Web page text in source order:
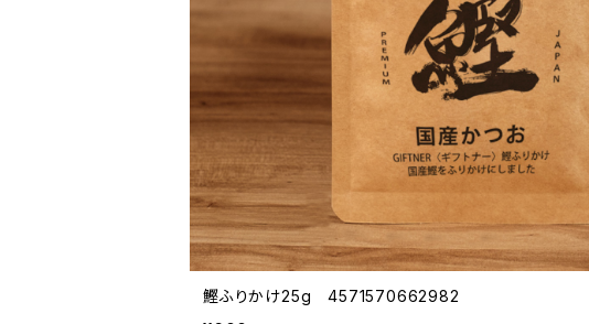
鰹ふりかけ25g 4571570662982